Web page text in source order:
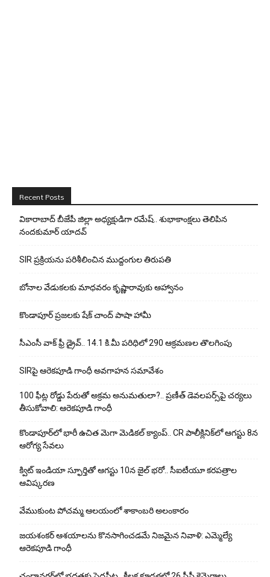
Recent Posts
వికారాబాద్ బీజేపీ జిల్లా అధ్యక్షుడిగా రమేష్‌.. శుభాకాంక్షలు తెలిపిన
నందకుమార్ యాదవ్
SIR ప్రక్రియను పరిశీలించిన ముద్దంగుల తిరుపతి
బోనాల వేడుకలకు మాధవరం కృష్ణారావుకు ఆహ్వానం
కొండాపూర్ ప్రజలకు షేక్ చాంద్ పాషా హామీ
సీఎంసీ వాక్ ఫ్రీ డ్రైవ్.. 14.1 కి.మీ పరిధిలో 290 ఆక్రమణల తొలగింపు
SIRపై ఆరెకపూడి గాంధీ అవగాహన సమావేశం
100 ఫీట్ల రోడ్డు పేరుతో అక్రమ అనుమతులా?.. ప్రణీత్ డెవలపర్స్‌పై చర్యలు
తీసుకోవాలి: ఆరెకపూడి గాంధీ
కొండాపూర్‌లో భారీ ఉచిత మెగా మెడికల్ క్యాంప్.. CR పాలీక్లినిక్‌లో ఆగస్టు 8న
ఆరోగ్య సేవలు
క్విట్ ఇండియా స్ఫూర్తితో ఆగస్టు 10న జైల్ భరో.. సీఐటీయూ కరపత్రాల
ఆవిష్కరణ
వేముకుంట పోచమ్మ ఆలయంలో శాకాంబరి అలంకారం
జయశంకర్ ఆశయాలను కొనసాగించడమే నిజమైన నివాళి: ఎమ్మెల్యే
ఆరెక‌పూడి గాంధీ